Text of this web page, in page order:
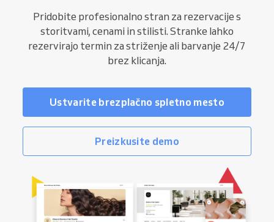
Pridobite profesionalno stran za rezervacije s
storitvami, cenami in stilisti. Stranke lahko
rezervirajo termin za striženje ali barvanje 24/7
brez klicanja.
Ustvarite brezplačno spletno mesto
Preizkusite demo